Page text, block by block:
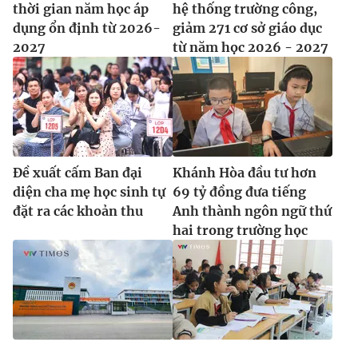
thời gian năm học áp
dụng ổn định từ 2026-
2027
hệ thống trường công,
giảm 271 cơ sở giáo dục
từ năm học 2026 - 2027
Đề xuất cấm Ban đại
diện cha mẹ học sinh tự
đặt ra các khoản thu
Khánh Hòa đầu tư hơn
69 tỷ đồng đưa tiếng
Anh thành ngôn ngữ thứ
hai trong trường học